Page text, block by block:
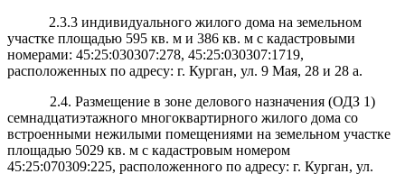
2.3.3 индивидуального жилого дома на земельном
участке площадью 595 кв. м и 386 кв. м с кадастровыми
номерами: 45:25:030307:278, 45:25:030307:1719,
расположенных по адресу: г. Курган, ул. 9 Мая, 28 и 28 а.
2.4. Размещение в зоне делового назначения (ОДЗ 1)
семнадцатиэтажного многоквартирного жилого дома со
встроенными нежилыми помещениями на земельном участке
площадью 5029 кв. м с кадастровым номером
45:25:070309:225, расположенного по адресу: г. Курган, ул.